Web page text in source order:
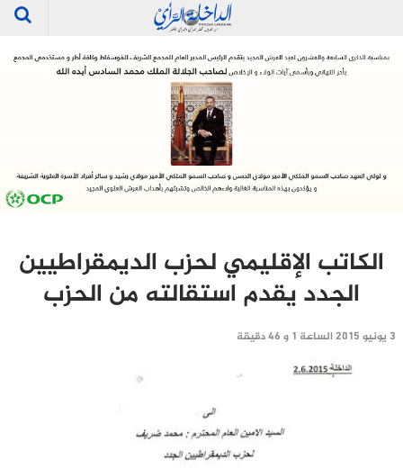
الكاتب الإقليمي لحزب الديمقراطيين
الجدد يقدم استقالته من الحزب
3 يونيو 2015 الساعة 1 و 46 دقيقة